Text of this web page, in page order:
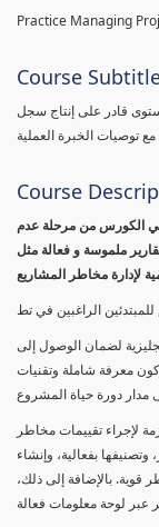
Course
قادر على إنتاج سجل
توصيات الخبرة العملية
Course
في الكورس من مرحلة عدم
ملموسة و فعالة مثل
لضمان الوصول إلى
معرفة شاملة وتقنيات
لإجراء تقييمات مخاطر
بفعالية، وإنشاء
بالإضافة إلى ذلك،